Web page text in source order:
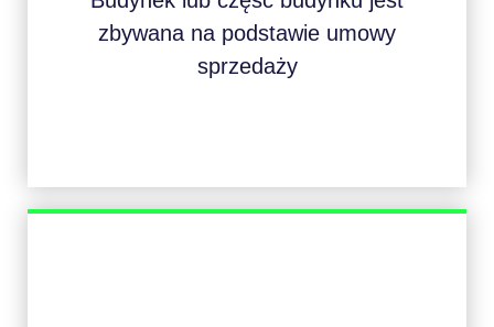
zbywana na podstawie umowy
sprzedaży